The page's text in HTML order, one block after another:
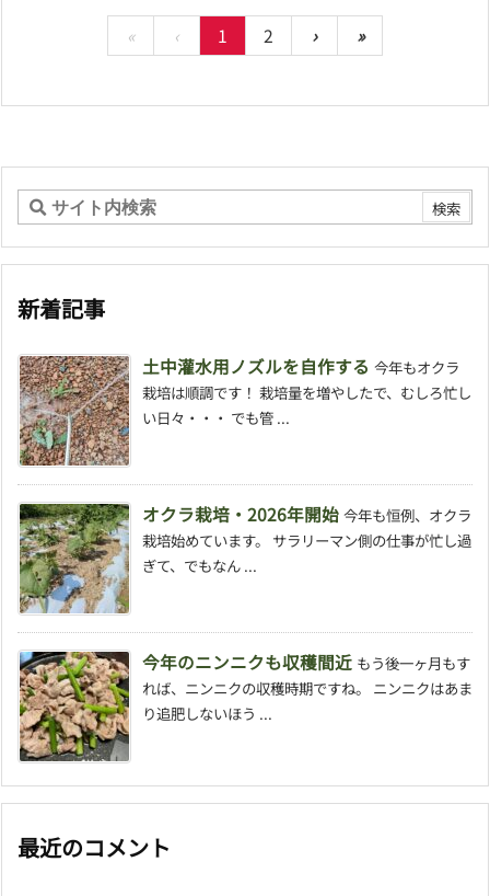
« ‹ 1 2 › »
新着記事
土中灌水用ノズルを自作する 今年もオクラ
栽培は順調です！ 栽培量を増やしたで、むしろ忙し
い日々・・・ でも管 ...
オクラ栽培・2026年開始 今年も恒例、オクラ
栽培始めています。 サラリーマン側の仕事が忙し過
ぎて、でもなん ...
今年のニンニクも収穫間近 もう後一ヶ月もす
れば、ニンニクの収穫時期ですね。 ニンニクはあま
り追肥しないほう ...
最近のコメント